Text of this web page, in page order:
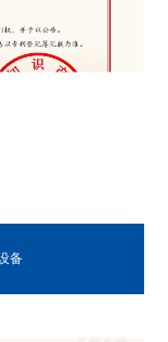
备